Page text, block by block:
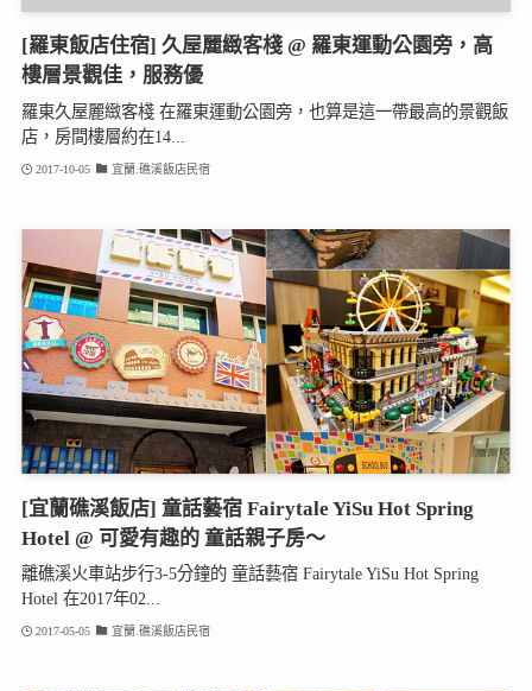
[羅東飯店住宿] 久屋麗緻客棧 @ 羅東運動公園旁，高
樓層景觀佳，服務優
羅東久屋麗緻客棧 在羅東運動公園旁，也算是這一帶最高的景觀飯
店，房間樓層約在14...
2017-10-05 宜蘭.礁溪飯店民宿
[宜蘭礁溪飯店] 童話藝宿 Fairytale YiSu Hot Spring
Hotel @ 可愛有趣的 童話親子房～
離礁溪火車站步行3-5分鐘的 童話藝宿 Fairytale YiSu Hot Spring
Hotel 在2017年02...
2017-05-05 宜蘭.礁溪飯店民宿